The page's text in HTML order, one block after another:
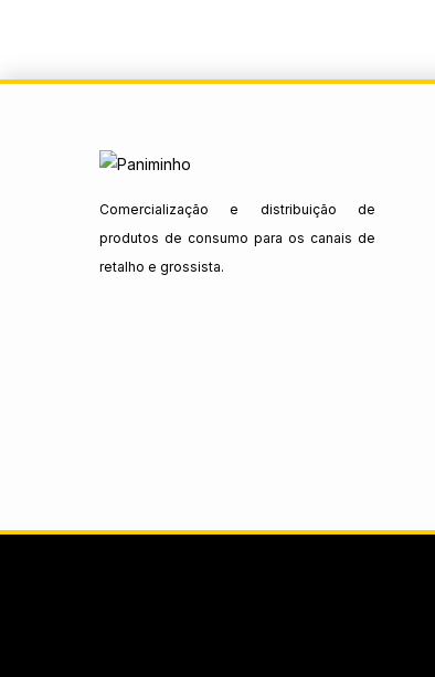
Comercialização e distribuição de
produtos de consumo para os canais de
retalho e grossista.